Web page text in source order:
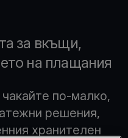
за вкъщи,
на плащания
по-малко,
решения,
хранителен